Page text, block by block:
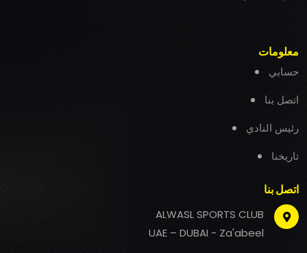
معلومات
حسابي
اتصل بنا
رئيس النادي
تاريخنا
اتصل بنا
ALWASL SPORTS CLUB
UAE – DUBAI - Za'abeel